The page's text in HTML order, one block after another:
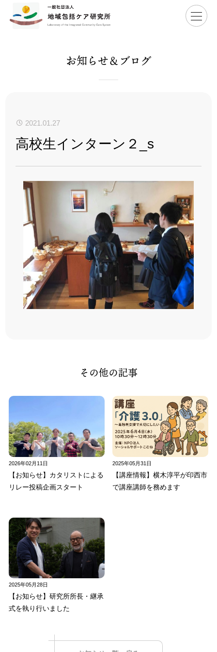
Home > 高校生インターン２_s
お知らせ＆ブログ
2021.01.27
高校生インターン２_s
その他の記事
2026年02月11日
【お知らせ】カタリストによる
リレー投稿企画スタート
2025年05月31日
【講座情報】横木淳平が印西市
で講座講師を務めます
2025年05月28日
【お知らせ】研究所所長・継承
式を執り行いました